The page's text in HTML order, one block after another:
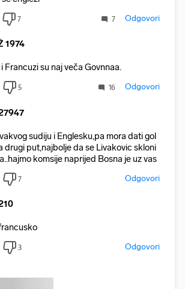
7 7 Odgovori
1974
Francuzi su naj veča Govnnaa.
5 16 Odgovori
sudiju i Englesku,pa mora dati gol
drugi put,najbolje da se Livakovic skloni
komsije naprijed Bosna je uz vas
7 Odgovori
3 Odgovori